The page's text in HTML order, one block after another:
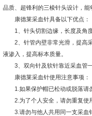
品质、超锋利的三棱针头设计，
康德莱采血针具备以下优点：
1、针头切割边缘，长度及角度
2、针管内壁非常光滑，提高采
液渗入，提高标本质量。
3、双向针及软针靠近采血管一
康德莱采血针使用注意事项：
1.如果保护帽已松动或脱落请
2.为了个人安全，请勿重复使
3.请勿与他人共用同一支采血